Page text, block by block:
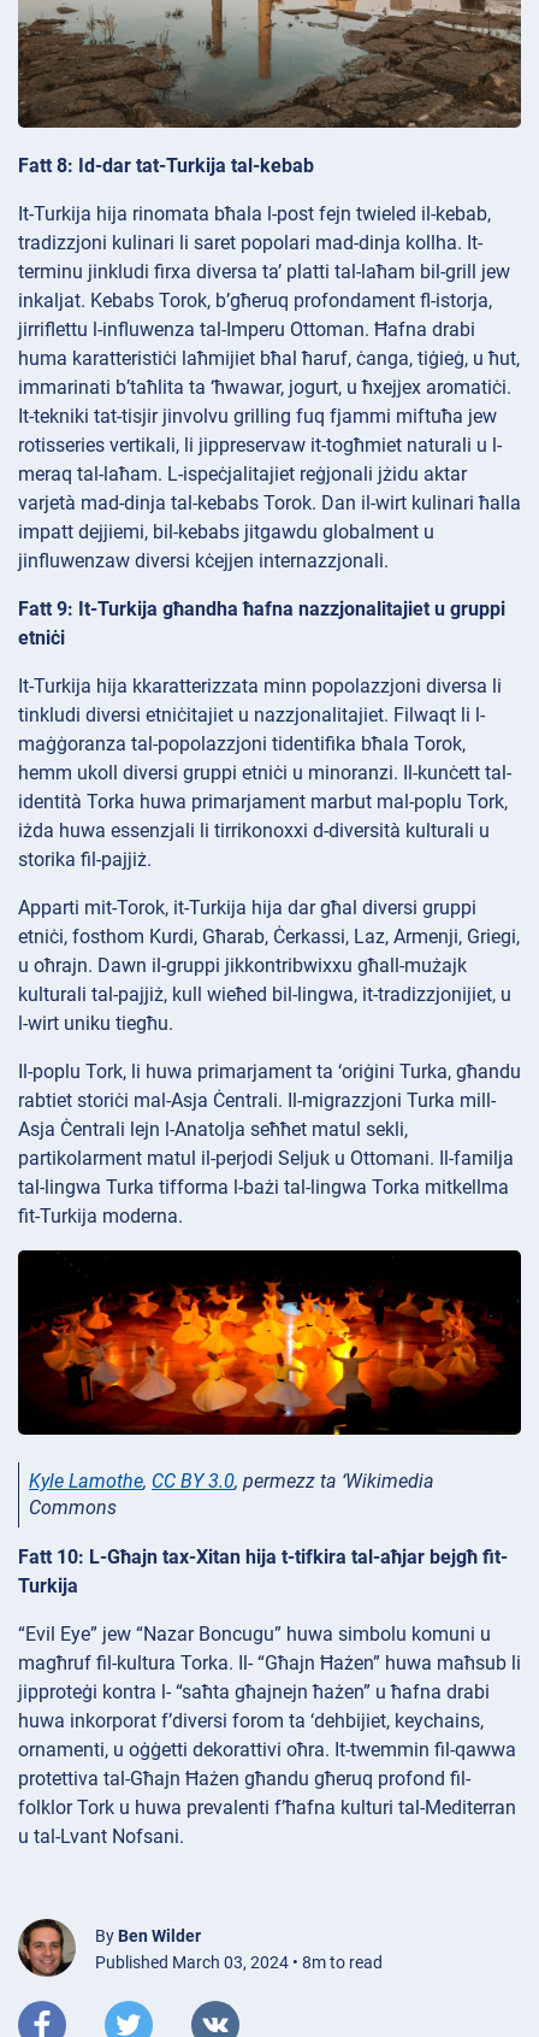
Fatt 8: Id-dar tat-Turkija tal-kebab
It-Turkija hija rinomata bħala l-post fejn twieled il-kebab,
tradizzjoni kulinari li saret popolari mad-dinja kollha. It-
terminu jinkludi firxa diversa ta’ platti tal-laħam bil-grill jew
inkaljat. Kebabs Torok, b’għeruq profondament fl-istorja,
jirriflettu l-influwenza tal-Imperu Ottoman. Ħafna drabi
huma karatteristiċi laħmijiet bħal ħaruf, ċanga, tiġieġ, u ħut,
immarinati b’taħlita ta ‘ħwawar, jogurt, u ħxejjex aromatiċi.
It-tekniki tat-tisjir jinvolvu grilling fuq fjammi miftuħa jew
rotisseries vertikali, li jippreservaw it-togħmiet naturali u l-
meraq tal-laħam. L-ispeċjalitajiet reġjonali jżidu aktar
varjetà mad-dinja tal-kebabs Torok. Dan il-wirt kulinari ħalla
impatt dejjiemi, bil-kebabs jitgawdu globalment u
jinfluwenzaw diversi kċejjen internazzjonali.
Fatt 9: It-Turkija għandha ħafna nazzjonalitajiet u gruppi
etniċi
It-Turkija hija kkaratterizzata minn popolazzjoni diversa li
tinkludi diversi etniċitajiet u nazzjonalitajiet. Filwaqt li l-
maġġoranza tal-popolazzjoni tidentifika bħala Torok,
hemm ukoll diversi gruppi etniċi u minoranzi. Il-kunċett tal-
identità Torka huwa primarjament marbut mal-poplu Tork,
iżda huwa essenzjali li tirrikonoxxi d-diversità kulturali u
storika fil-pajjiż.
Apparti mit-Torok, it-Turkija hija dar għal diversi gruppi
etniċi, fosthom Kurdi, Għarab, Ċerkassi, Laz, Armenji, Griegi,
u oħrajn. Dawn il-gruppi jikkontribwixxu għall-mużajk
kulturali tal-pajjiż, kull wieħed bil-lingwa, it-tradizzjonijiet, u
l-wirt uniku tiegħu.
Il-poplu Tork, li huwa primarjament ta ‘oriġini Turka, għandu
rabtiet storiċi mal-Asja Ċentrali. Il-migrazzjoni Turka mill-
Asja Ċentrali lejn l-Anatolja seħħet matul sekli,
partikolarment matul il-perjodi Seljuk u Ottomani. Il-familja
tal-lingwa Turka tifforma l-bażi tal-lingwa Torka mitkellma
fit-Turkija moderna.
Kyle Lamothe, CC BY 3.0, permezz ta ‘Wikimedia
Commons
Fatt 10: L-Għajn tax-Xitan hija t-tifkira tal-aħjar bejgħ fit-
Turkija
“Evil Eye” jew “Nazar Boncugu” huwa simbolu komuni u
magħruf fil-kultura Torka. Il- “Għajn Ħażen” huwa maħsub li
jipproteġi kontra l- “saħta għajnejn ħażen” u ħafna drabi
huwa inkorporat f’diversi forom ta ‘dehbijiet, keychains,
ornamenti, u oġġetti dekorattivi oħra. It-twemmin fil-qawwa
protettiva tal-Għajn Ħażen għandu għeruq profond fil-
folklor Tork u huwa prevalenti f’ħafna kulturi tal-Mediterran
u tal-Lvant Nofsani.
By Ben Wilder
Published March 03, 2024 • 8m to read